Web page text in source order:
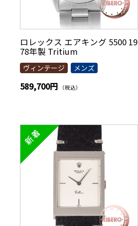
ロレックス エアキング 5500 19
78年製 Tritium
ヴィンテージ メンズ
589,700円 （税込）